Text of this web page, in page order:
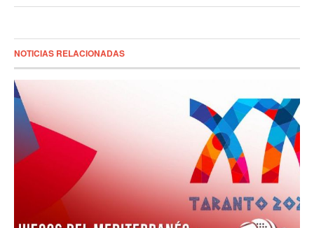
NOTICIAS RELACIONADAS